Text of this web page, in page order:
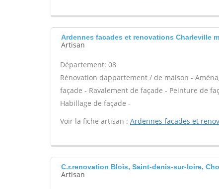
Ardennes facades et renovations Charleville
Artisan
Département: 08
Rénovation dappartement / de maison -
façade - Ravalement de façade - Peinture de
Habillage de façade -
Voir la fiche artisan : Ardennes facades et
C.r.renovation Blois, Saint-denis-sur-loire,
Artisan